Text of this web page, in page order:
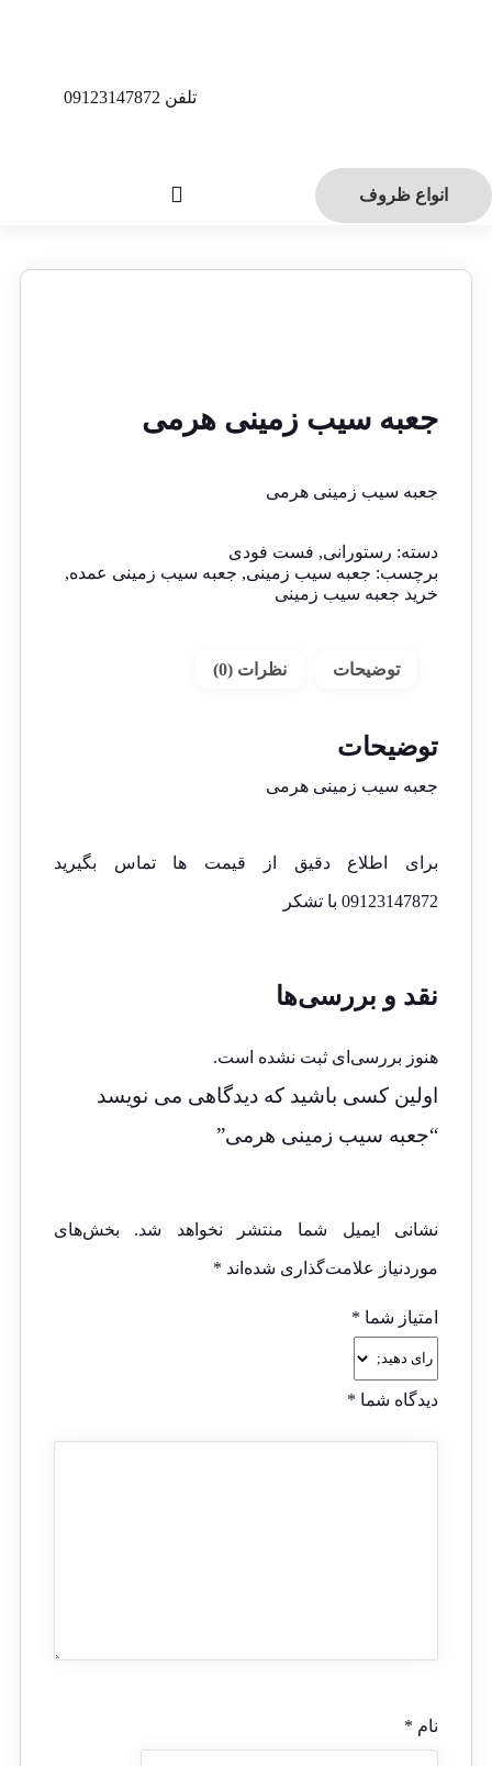
تلفن 09123147872
انواع ظروف
جعبه سیب زمینی هرمی
جعبه سیب زمینی هرمی
دسته: رستورانی, فست فودی
برچسب: جعبه سیب زمینی, جعبه سیب زمینی عمده,
خرید جعبه سیب زمینی
توضیحات نظرات (0)
توضیحات
جعبه سیب زمینی هرمی
برای اطلاع دقیق از قیمت ها تماس بگیرید
09123147872 با تشکر
نقد و بررسی‌ها
هنوز بررسی‌ای ثبت نشده است.
اولین کسی باشید که دیدگاهی می نویسد
“جعبه سیب زمینی هرمی”
نشانی ایمیل شما منتشر نخواهد شد. بخش‌های
موردنیاز علامت‌گذاری شده‌اند *
امتیاز شما *
دیدگاه شما *
نام *